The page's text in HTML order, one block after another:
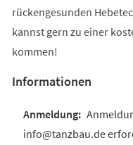
rückengesunden
kannst gern zu einer
kommen!
Informationen
info@tanzbau.de